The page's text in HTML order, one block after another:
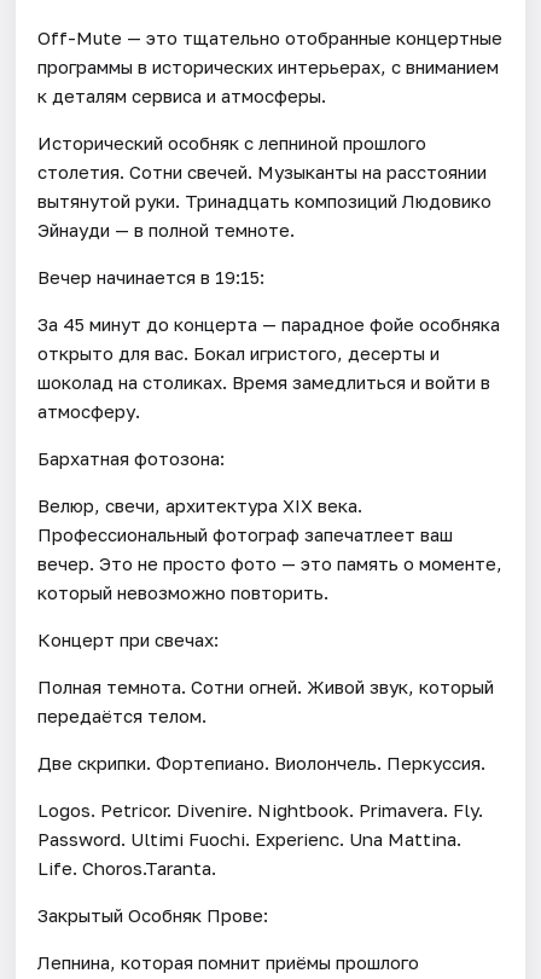
Off-Mute — это тщательно отобранные концертные
программы в исторических интерьерах, с вниманием
к деталям сервиса и атмосферы.
Исторический особняк с лепниной прошлого
столетия. Сотни свечей. Музыканты на расстоянии
вытянутой руки. Тринадцать композиций Людовико
Эйнауди — в полной темноте.
Вечер начинается в 19:15:
За 45 минут до концерта — парадное фойе особняка
открыто для вас. Бокал игристого, десерты и
шоколад на столиках. Время замедлиться и войти в
атмосферу.
Бархатная фотозона:
Велюр, свечи, архитектура XIX века.
Профессиональный фотограф запечатлеет ваш
вечер. Это не просто фото — это память о моменте,
который невозможно повторить.
Концерт при свечах:
Полная темнота. Сотни огней. Живой звук, который
передаётся телом.
Две скрипки. Фортепиано. Виолончель. Перкуссия.
Logos. Petricor. Divenire. Nightbook. Primavera. Fly.
Password. Ultimi Fuochi. Experienc. Una Mattina.
Life. Choros.Taranta.
Закрытый Особняк Прове:
Лепнина, которая помнит приёмы прошлого